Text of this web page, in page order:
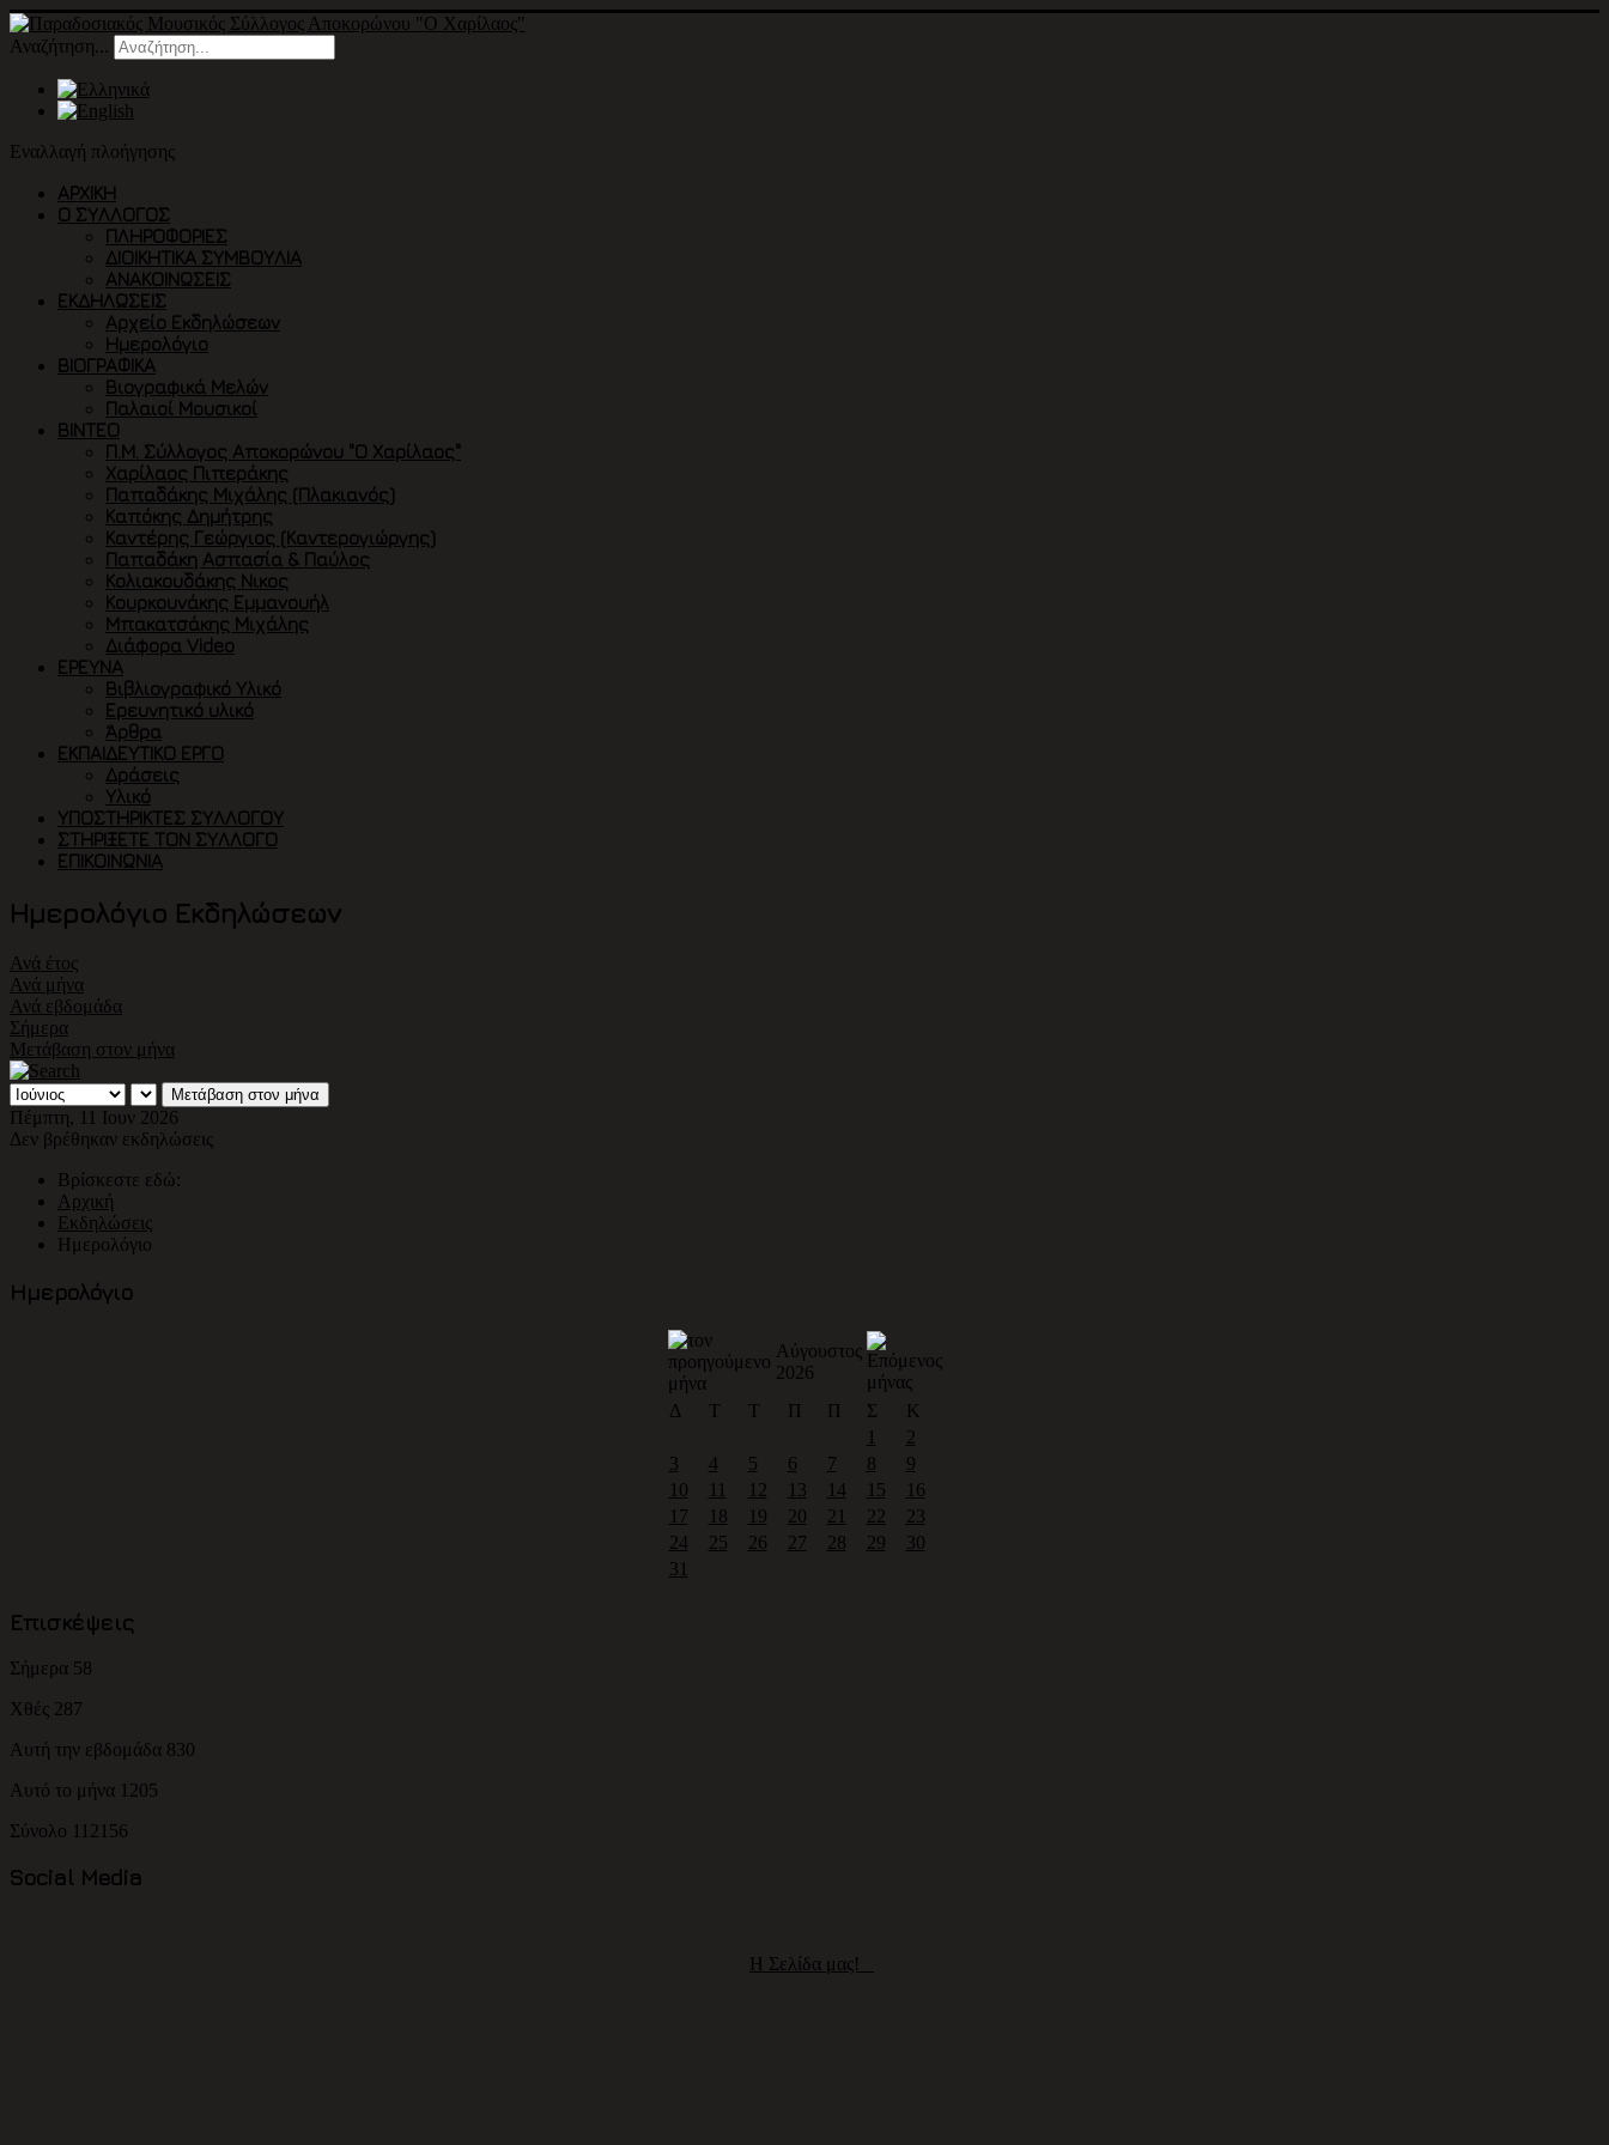
Αναζήτηση...
Εναλλαγή πλοήγησης
ΑΡΧΙΚΉ
Ο ΣΎΛΛΟΓΟΣ
ΠΛΗΡΟΦΟΡΙΕΣ
ΔΙΟΙΚΗΤΙΚΑ ΣΥΜΒΟΥΛΙΑ
ΑΝΑΚΟΙΝΩΣΕΙΣ
ΕΚΔΗΛΏΣΕΙΣ
Αρχείο Εκδηλώσεων
Ημερολόγιο
ΒΙΟΓΡΑΦΙΚΆ
Βιογραφικά Μελών
Παλαιοί Μουσικοί
ΒΙΝΤΕΟ
Π.Μ. Σύλλογος Αποκορώνου "Ο Χαρίλαος"
Χαρίλαος Πιπεράκης
Παπαδάκης Μιχάλης (Πλακιανός)
Καπόκης Δημήτρης
Καντέρης Γεώργιος (Καντερογιώργης)
Παπαδάκη Ασπασία & Παύλος
Κολιακουδάκης Νικος
Κουρκουνάκης Εμμανουήλ
Μπακατσάκης Μιχάλης
Διάφορα Video
ΈΡΕΥΝΑ
Βιβλιογραφικό Υλικό
Ερευνητικό υλικό
Άρθρα
ΕΚΠΑΙΔΕΥΤΙΚΌ ΈΡΓΟ
Δράσεις
Υλικό
ΥΠΟΣΤΗΡΙΚΤΈΣ ΣΥΛΛΌΓΟΥ
ΣΤΗΡΊΞΕΤΕ ΤΟΝ ΣΎΛΛΟΓΟ
ΕΠΙΚΟΙΝΩΝΊΑ
Ημερολόγιο Εκδηλώσεων
Ανά έτος
Ανά μήνα
Ανά εβδομάδα
Σήμερα
Μετάβαση στον μήνα
Μετάβαση στον μήνα
Πέμπτη, 11 Ιουν 2026
Δεν βρέθηκαν εκδηλώσεις
Βρίσκεστε εδώ:
Αρχική
Εκδηλώσεις
Ημερολόγιο
Ημερολόγιο
Αύγουστος
2026
Δ
Τ Τ Π Π Σ
Κ
1
2
3
4 5 6 7 8
9
10
11 12 13 14 15
16
17
18 19 20 21 22
23
24
25 26 27 28 29
30
31
Επισκέψεις
Σήμερα 58
Χθές 287
Αυτή την εβδομάδα 830
Αυτό το μήνα 1205
Σύνολο 112156
Social Media
H Σελίδα μας!